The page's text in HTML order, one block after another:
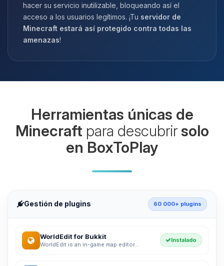
hacer su servicio inutilizable, bloqueando así el
acceso a los usuarios legítimos. ¡Tu servidor de
Minecraft estará así protegido contra todas las
amenazas!
Herramientas únicas de
Minecraft para descubrirsolo
en BoxToPlay
Gestión de plugins 60 000+ plugins
WorldEdit for Bukkit
WorldEdit is an in-game map editor...
Instalado